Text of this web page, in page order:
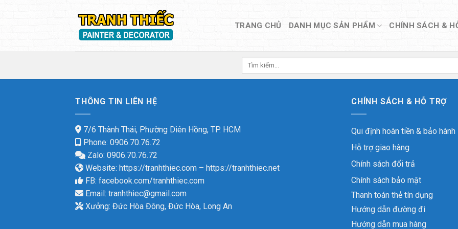
TRANG CHỦ DANH MỤC SẢN PHẨM CHÍNH SÁCH &
Tìm
THÔNG TIN LIÊN HỆ
7/6 Thành Thái, Phường Diên Hồng, TP. HCM
Phone: 0906.70.76.72
Zalo: 0906.70.76.72
Website: https://tranhthiec.com – https://tranhthiec.net
FB: facebook.com/tranhthiec.com
Email: tranhthiec@gmail.com
Xưởng: Đức Hòa Đông, Đức Hòa, Long An
CHÍNH SÁCH & HỖ TRỢ
Qui định hoàn tiền & bảo hành
Hỗ trợ giao hàng
Chính sách đổi trả
Chính sách bảo mật
Thanh toán thẻ tín dụng
Hướng dẫn đường đi
Hướng dẫn mua hàng